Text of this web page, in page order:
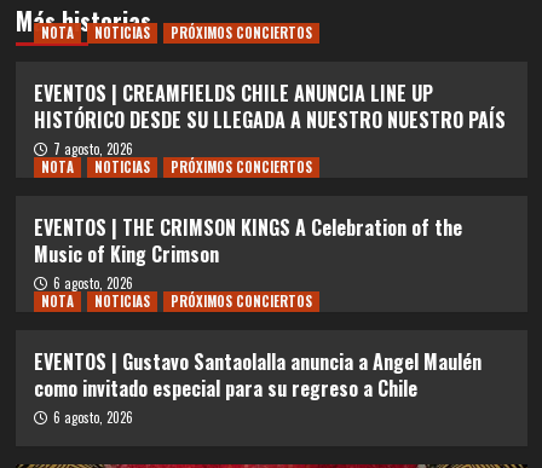
Más historias
NOTA NOTICIAS PRÓXIMOS CONCIERTOS
EVENTOS | CREAMFIELDS CHILE ANUNCIA LINE UP
HISTÓRICO DESDE SU LLEGADA A NUESTRO NUESTRO PAÍS
7 agosto, 2026
NOTA
NOTICIAS PRÓXIMOS CONCIERTOS
EVENTOS | THE CRIMSON KINGS A Celebration of the
Music of King Crimson
6 agosto, 2026
NOTA
NOTICIAS PRÓXIMOS CONCIERTOS
EVENTOS | Gustavo Santaolalla anuncia a Angel Maulén
como invitado especial para su regreso a Chile
6 agosto, 2026